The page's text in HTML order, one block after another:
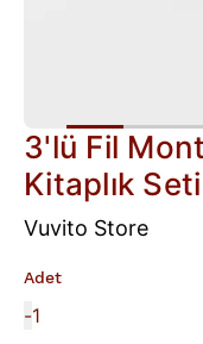
3'lü Fil
Kitaplık Seti
Vuvito Store
Adet
-